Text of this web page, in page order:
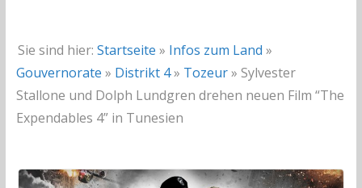
Sie sind hier: Startseite » Infos zum Land »
Gouvernorate » Distrikt 4» Tozeur» Sylvester
Stallone und Dolph Lundgren drehen neuen Film “The
Expendables 4” in Tunesien